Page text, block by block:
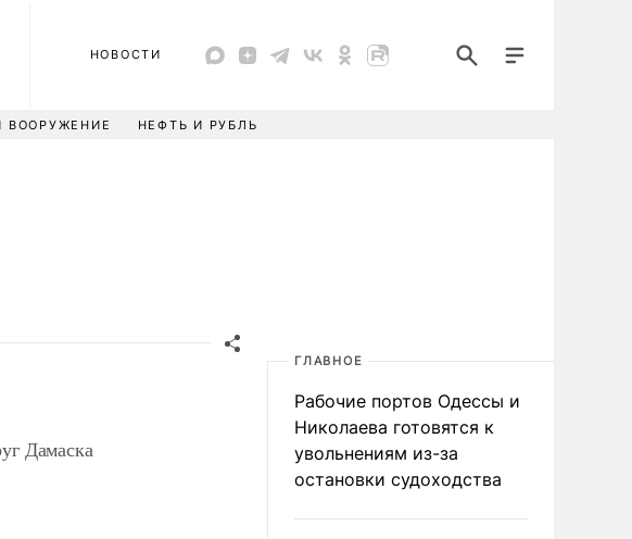
НОВОСТИ
ВООРУЖЕНИЕ НЕФТЬ И РУБЛЬ
Дамаска
ГЛАВНОЕ
Рабочие портов Одессы и
Николаева готовятся к
увольнениям из-за
остановки судоходства